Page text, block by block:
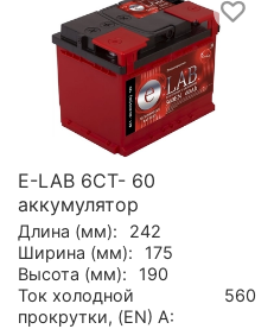
E-LAB 6СТ- 60
аккумулятор
Длина (мм):
242
Ширина (мм):
175
Высота (мм):
190
Ток холодной
прокрутки, (EN) А:
560